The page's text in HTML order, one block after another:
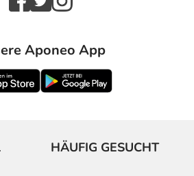
Aponeo App
HÄUFIG GESUCHT